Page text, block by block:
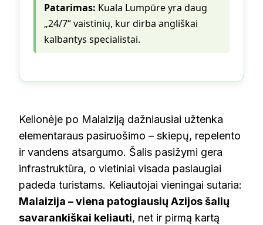
Patarimas: Kuala Lumpūre yra daug
„24/7“ vaistinių, kur dirba angliškai
kalbantys specialistai.
Kelionėje po Malaiziją dažniausiai užtenka
elementaraus pasiruošimo – skiepų, repelento
ir vandens atsargumo. Šalis pasižymi gera
infrastruktūra, o vietiniai visada paslaugiai
padeda turistams. Keliautojai vieningai sutaria:
Malaizija – viena patogiausių Azijos šalių
savarankiškai keliauti, net ir pirmą kartą